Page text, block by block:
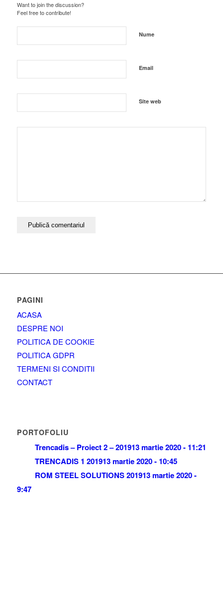
Want to join the discussion?
Feel free to contribute!
Nume
Email
Site web
PAGINI
ACASA
DESPRE NOI
POLITICA DE COOKIE
POLITICA GDPR
TERMENI SI CONDITII
CONTACT
PORTOFOLIU
Trencadis – Proiect 2 – 201913 martie 2020 - 11:21
TRENCADIS 1 201913 martie 2020 - 10:45
ROM STEEL SOLUTIONS 201913 martie 2020 -
9:47